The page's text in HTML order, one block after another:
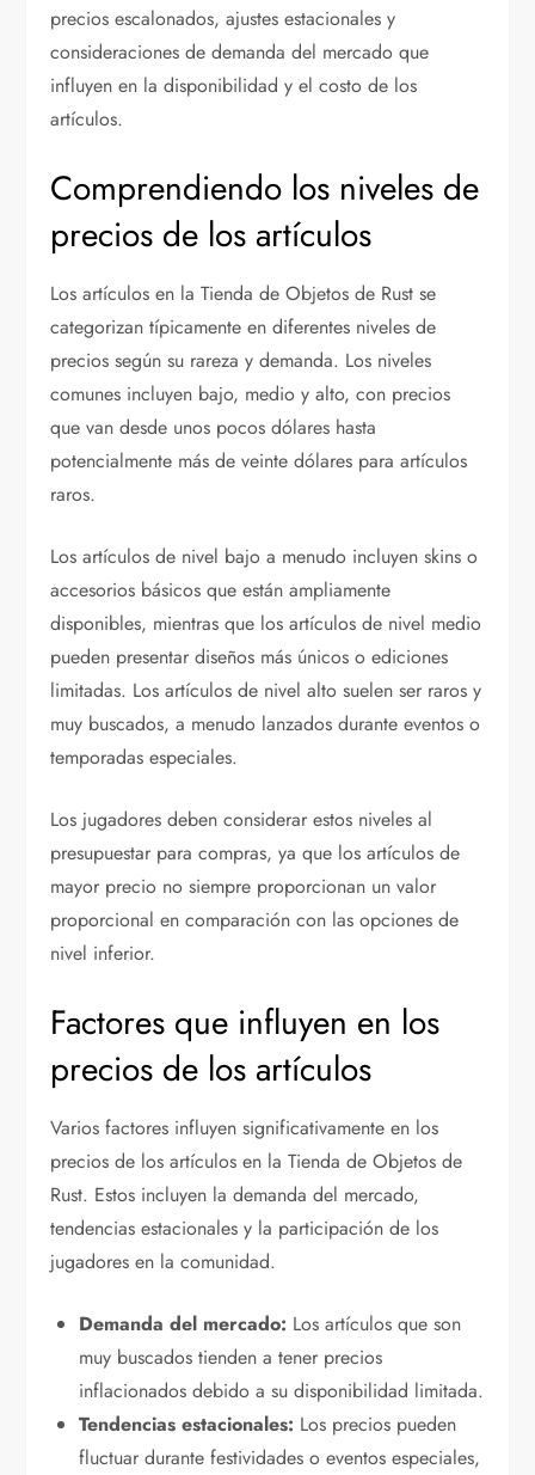
precios escalonados, ajustes estacionales y
consideraciones de demanda del mercado que
influyen en la disponibilidad y el costo de los
artículos.
Comprendiendo los niveles de
precios de los artículos
Los artículos en la Tienda de Objetos de Rust se
categorizan típicamente en diferentes niveles de
precios según su rareza y demanda. Los niveles
comunes incluyen bajo, medio y alto, con precios
que van desde unos pocos dólares hasta
potencialmente más de veinte dólares para artículos
raros.
Los artículos de nivel bajo a menudo incluyen skins o
accesorios básicos que están ampliamente
disponibles, mientras que los artículos de nivel medio
pueden presentar diseños más únicos o ediciones
limitadas. Los artículos de nivel alto suelen ser raros y
muy buscados, a menudo lanzados durante eventos o
temporadas especiales.
Los jugadores deben considerar estos niveles al
presupuestar para compras, ya que los artículos de
mayor precio no siempre proporcionan un valor
proporcional en comparación con las opciones de
nivel inferior.
Factores que influyen en los
precios de los artículos
Varios factores influyen significativamente en los
precios de los artículos en la Tienda de Objetos de
Rust. Estos incluyen la demanda del mercado,
tendencias estacionales y la participación de los
jugadores en la comunidad.
Demanda del mercado: Los artículos que son
muy buscados tienden a tener precios
inflacionados debido a su disponibilidad limitada.
Tendencias estacionales: Los precios pueden
fluctuar durante festividades o eventos especiales,